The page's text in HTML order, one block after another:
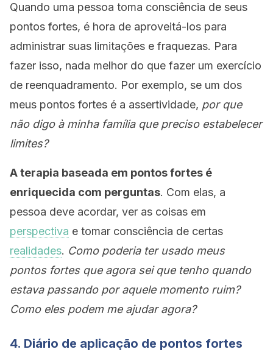
Quando uma pessoa toma consciência de seus
pontos fortes, é hora de aproveitá-los para
administrar suas limitações e fraquezas. Para
fazer isso, nada melhor do que fazer um exercício
de reenquadramento. Por exemplo, se um dos
meus pontos fortes é a assertividade, por que
não digo à minha família que preciso estabelecer
limites?
A terapia baseada em pontos fortes é
enriquecida com perguntas. Com elas, a
pessoa deve acordar, ver as coisas em
perspectiva e tomar consciência de certas
realidades. Como poderia ter usado meus
pontos fortes que agora sei que tenho quando
estava passando por aquele momento ruim?
Como eles podem me ajudar agora?
4. Diário de aplicação de pontos fortes